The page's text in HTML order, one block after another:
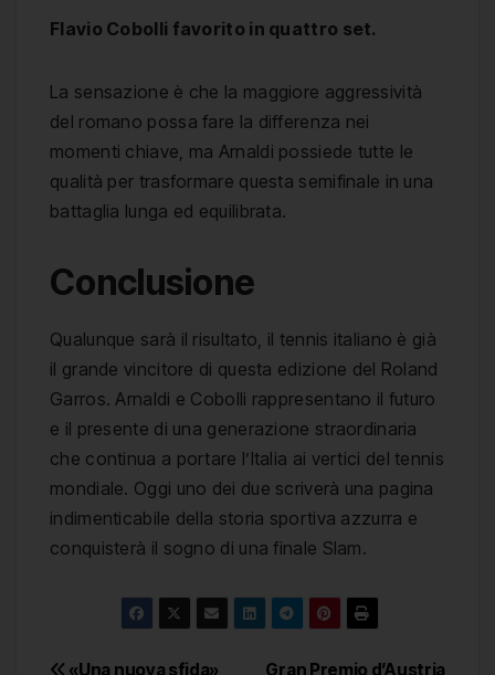
Flavio Cobolli favorito in quattro set.
La sensazione è che la maggiore aggressività
del romano possa fare la differenza nei
momenti chiave, ma Arnaldi possiede tutte le
qualità per trasformare questa semifinale in una
battaglia lunga ed equilibrata.
Conclusione
Qualunque sarà il risultato, il tennis italiano è già
il grande vincitore di questa edizione del Roland
Garros. Arnaldi e Cobolli rappresentano il futuro
e il presente di una generazione straordinaria
che continua a portare l’Italia ai vertici del tennis
mondiale. Oggi uno dei due scriverà una pagina
indimenticabile della storia sportiva azzurra e
conquisterà il sogno di una finale Slam.
Gran Premio d’Austria
«Una nuova sfida»